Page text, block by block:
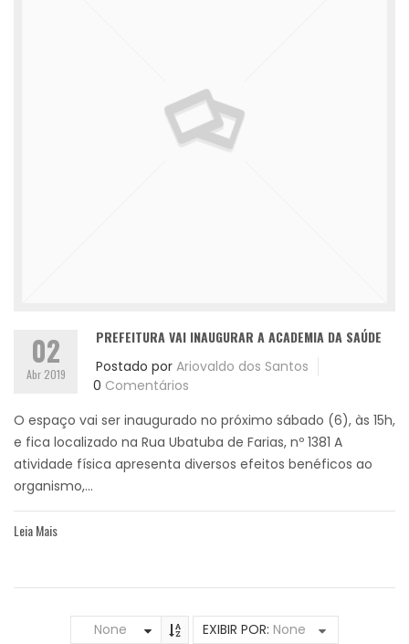
02
Abr 2019
PREFEITURA VAI INAUGURAR A ACADEMIA DA SAÚDE
Postado por Ariovaldo dos Santos
0 Comentários
O espaço vai ser inaugurado no próximo sábado (6), às 15h,
e fica localizado na Rua Ubatuba de Farias, nº 1381 A
atividade física apresenta diversos efeitos benéficos ao
organismo,...
Leia Mais
None EXIBIR POR: None